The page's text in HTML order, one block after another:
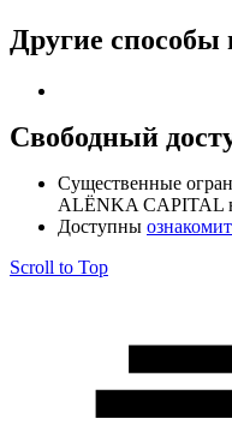
Другие способы
Свободный
Cущественные
ALЁNKA CAPITAL
Доступны
Scroll to Top